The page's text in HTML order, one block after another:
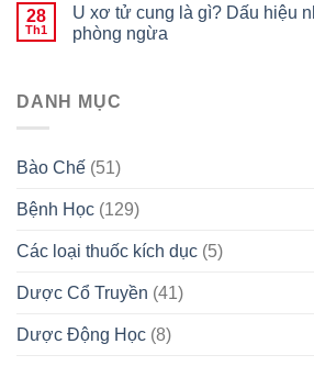
28
Th1
U xơ tử cung là gì? Dấu hiệu
phòng ngừa
DANH MỤC
Bào Chế (51)
Bệnh Học (129)
Các loại thuốc kích dục (5)
Dược Cổ Truyền (41)
Dược Động Học (8)